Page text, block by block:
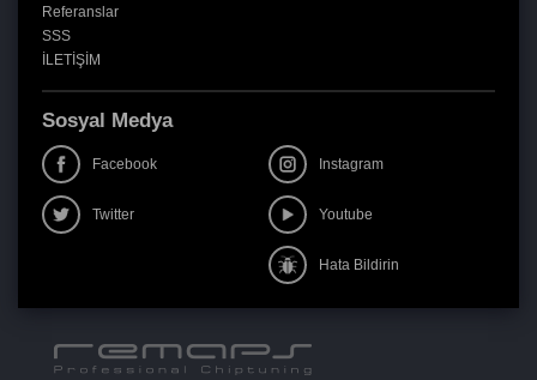
Referanslar
SSS
İLETİŞİM
Sosyal Medya
Facebook Instagram
Twitter Youtube
Hata Bildirin